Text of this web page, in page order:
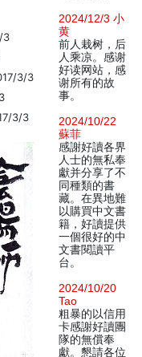
3
3/3
3/3
2024/12/3 小
黄
前人栽树，后
人乘凉。感谢
好读网站，感
谢所有的故
事。
2024/10/22
蘇菲
感謝好讀各界
人士的無私奉
獻并分享了不
同種類的書
藏。在異地難
以購買中文書
籍，好讀提供
一個很好的中
文書閱讀平
台。
2024/10/20
Tao
粗暴的以信用
卡感謝好讀團
隊的無償奉
獻。懇請各位